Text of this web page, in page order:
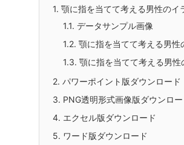
1. 顎に指を当てて考える男性のイ
1.1. データサンプル画像
1.2. 顎に指を当てて考える男性
1.3. 顎に指を当てて考える男性
2. パワーポイント版ダウンロード
3. PNG透明形式画像版ダウンロー
4. エクセル版ダウンロード
5. ワード版ダウンロード